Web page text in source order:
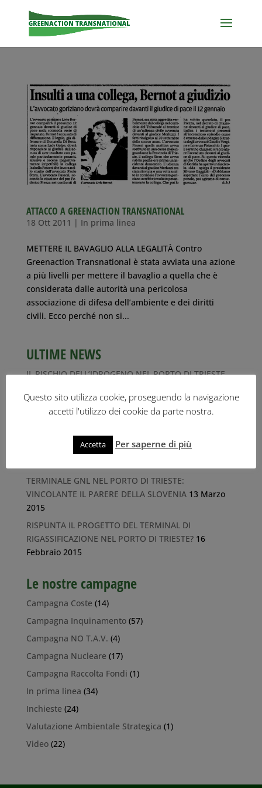
ATTACCO A GREENACTION TRANSNATIONAL
18 Ott 2011 | In prima linea
METTERE IL BAVAGLIO ALLA LEGALITÀ Contro
Greenaction Transnational è stata avviata una azione
a più livelli per mettere il bavaglio a quella che è
considerata dalle autorità una pericolosa
associazione di difesa dell’ambiente e dei diritti
civili. Ecco perché non si...
ULTIME NEWS
IL RISCHIO DELL’IDROGENO NEL PORTO DI TRIESTE
Il libro-inchiesta “Tracce di legalità” di Roberto
Giurastante 1 Ottobre 2019
Discarica Marina di Porto San Rocco (Muggia): la
Commissione Europea conferma la condanna
TERMINALE GNL NEL PORTO DI TRIESTE:
VINCOLANTE IL PARERE DELLA SLOVENIA 13 Marzo
2015
RISPUNTA IL PROGETTO DEL TERMINAL DI
RIGASSIFICAZIONE NEL PORTO DI TRIESTE? 16
Febbraio 2015
Le nostre campagne
Campagna Coste (14)
Campagna Inquinamento(57)
Campagna NO T.A.V. (4)
Campagna Nucleare (17)
Campagna Raccolta Fondi (1)
In prima linea (34)
Inchieste (24)
Valutazione Ambientale Strategica (1)
Video(22)
Questo sito utilizza cookie, proseguendo la navigazione
accetti l'utilizzo dei cookie da parte nostra.
Accetta Per saperne di più